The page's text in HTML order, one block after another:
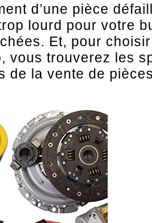
d’une pièce
lourd pour votre
Et, pour
vous trouverez les
de la vente de